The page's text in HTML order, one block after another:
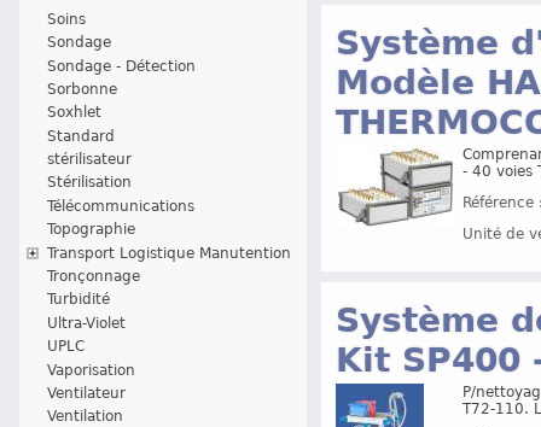
Soins
Sondage
Sondage - Détection
Sorbonne
Soxhlet
Standard
stérilisateur
Stérilisation
Télécommunications
Topographie
Transport Logistique Manutention
Tronçonnage
Turbidité
Ultra-Violet
UPLC
Vaporisation
Ventilateur
Ventilation
Système
Modèle
- 40 voies
Unité de
Système
Kit SP400
P/
T72-110.